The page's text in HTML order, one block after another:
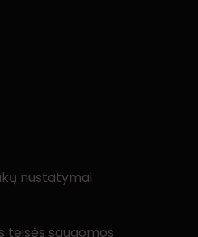
nustatymai
teisės saugomos